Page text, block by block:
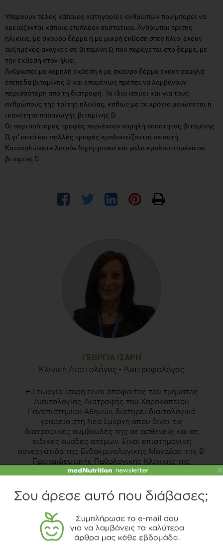
Υπάρχουν τέλος κάποιες κατηγορίες ανθρώπων που μπορεί να
χρειάζονται κάποια επιπλέον συστατικά. Άνθρωποι τρίτης
ηλικίας, με σκούρο δέρμα ή με μικρή έκθεση στον ήλιο, έχουν
αυξημένες ανάγκες σε βιταμίνη D, που παράγεται στο δέρμα, με
την έκθεση στον ήλιο.
Άνθρωποι με χαμηλή έκθεση ή με σκούρο δέρμα έχουν χαμηλά
επίπεδα βιταμίνης D και επομένως πρέπει να λαμβάνουν
περισσότερη από τη διατροφή. Το ίδιο ισχύει και για τους
ανθρώπους της τρίτης ηλικίας, καθώς με τα χρόνια μειώνεται η
ικανότητα παραγωγής βιταμίνης D.
Οι περισσότερες τροφές περιέχουν χαμηλή ποσότητας βιταμίνης
D, γι’ αυτό και πολλές τροφές εμπλουτίζονται σε αυτή.
Καταναλώνετε λοιπόν δημητριακά και γάλα εμπλουτισμένα σε
βιταμίνη D.
ΓΕΩΡΓΊΑ ΊΣΑΡΗ
Κλινική Διαιτολόγος - Διατροφολόγος
Η Γεωργία Ίσαρη είναι απόφοιτος του τμήματος
Διαιτολογίας-Διατροφής του Χαροκοπείου
Πανεπιστημίου Αθηνών, διατηρεί διαιτολογικό
γραφείο στη Νέα Σμύρνη όπου δίνει τις
διατροφικές συμβουλές της σε ασθενείς και σε
ειδικές ομάδες ατόμων. Είναι επιστημονική
συνεργάτιδα της Ενδοκρινολογικής Μονάδας της Β'
Προπαιδευτικής Παθολογικής Κλινικής της
Μονάδας Έρευνας του Πανεπιστημίου Αθηνών και
Παχυσαρκίας του Πανεπιστημιακού Γενικού
Νοσοκομείου «Αττικόν».
Γνωρίστε την αρθογράφο
×